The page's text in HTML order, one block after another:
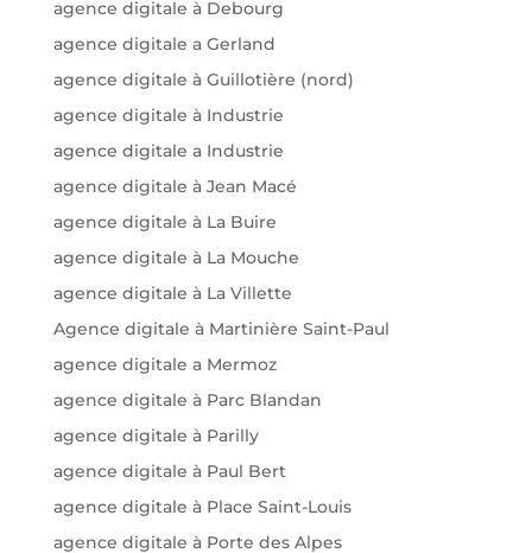
agence digitale à Debourg
agence digitale a Gerland
agence digitale à Guillotière (nord)
agence digitale à Industrie
agence digitale a Industrie
agence digitale à Jean Macé
agence digitale à La Buire
agence digitale à La Mouche
agence digitale à La Villette
Agence digitale à Martinière Saint-Paul
agence digitale a Mermoz
agence digitale à Parc Blandan
agence digitale à Parilly
agence digitale à Paul Bert
agence digitale à Place Saint-Louis
agence digitale à Porte des Alpes